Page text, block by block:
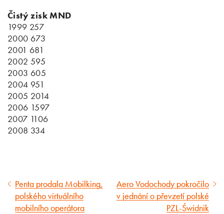
Čistý zisk MND
1999 257
2000 673
2001 681
2002 595
2003 605
2004 951
2005 2014
2006 1597
2007 1106
2008 334
Předcházející
článek
Penta prodala Mobilking,
polského virtuálního
mobilního operátora
Následující
článek
Aero Vodochody pokročilo
v jednání o převzetí polské
PZL-Świdnik